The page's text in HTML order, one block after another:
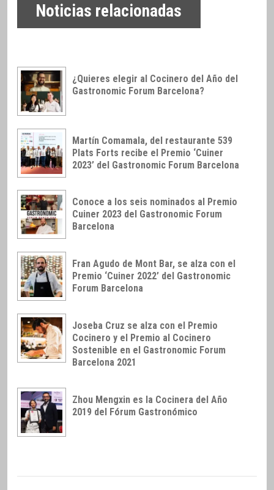
Noticias relacionadas
¿Quieres elegir al Cocinero del Año del
Gastronomic Forum Barcelona?
Martín Comamala, del restaurante 539
Plats Forts recibe el Premio ‘Cuiner
2023’ del Gastronomic Forum Barcelona
Conoce a los seis nominados al Premio
Cuiner 2023 del Gastronomic Forum
Barcelona
Fran Agudo de Mont Bar, se alza con el
Premio ‘Cuiner 2022’ del Gastronomic
Forum Barcelona
Joseba Cruz se alza con el Premio
Cocinero y el Premio al Cocinero
Sostenible en el Gastronomic Forum
Barcelona 2021
Zhou Mengxin es la Cocinera del Año
2019 del Fórum Gastronómico